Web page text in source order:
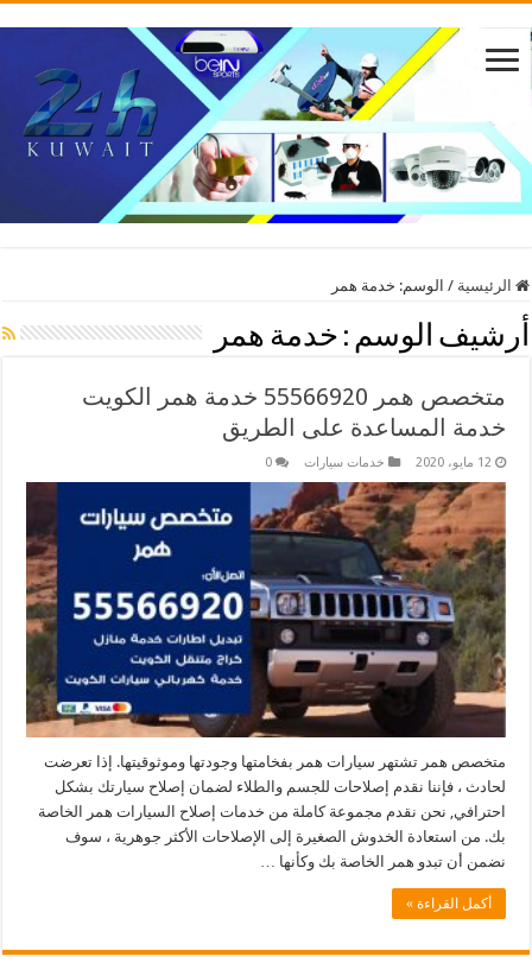
الرئيسية / الوسم: خدمة همر
أرشيف الوسم : خدمة همر
متخصص همر 55566920 خدمة همر الكويت
خدمة المساعدة على الطريق
12 مايو، 2020 خدمات سيارات 0
متخصص همر تشتهر سيارات همر بفخامتها وجودتها وموثوقيتها. إذا تعرضت
لحادث ، فإننا نقدم إصلاحات للجسم والطلاء لضمان إصلاح سيارتك بشكل
احترافي, نحن نقدم مجموعة كاملة من خدمات إصلاح السيارات همر الخاصة
بك. من استعادة الخدوش الصغيرة إلى الإصلاحات الأكثر جوهرية ، سوف
نضمن أن تبدو همر الخاصة بك وكأنها …
أكمل القراءة »